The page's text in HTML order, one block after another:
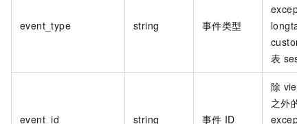
event_type string 事件类型
custom
表
event_id string 事件 ID
除 view
之外的